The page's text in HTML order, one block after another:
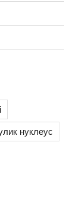
нуклеус